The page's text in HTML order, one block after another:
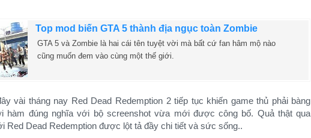
Top mod biến GTA 5 thành địa ngục toàn Zombie
GTA 5 và Zombie là hai cái tên tuyệt vời mà bất cứ fan hâm mộ nào
cũng muốn đem vào cùng một thế giới.
vài tháng nay Red Dead Redemption 2 tiếp tục khiến game thủ phải bàng
hàm đúng nghĩa với bộ screenshot vừa mới được công bố. Quả thật qua
Red Dead Redemption được lột tả đầy chi tiết và sức sống..